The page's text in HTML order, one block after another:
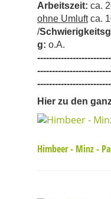
Arbeitszeit: ca.
ohne Umluftca.
/
g: o.A.
Hier zu den
Himbeer - Minz -